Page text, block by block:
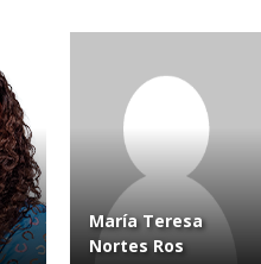
María Teresa
Nortes Ros